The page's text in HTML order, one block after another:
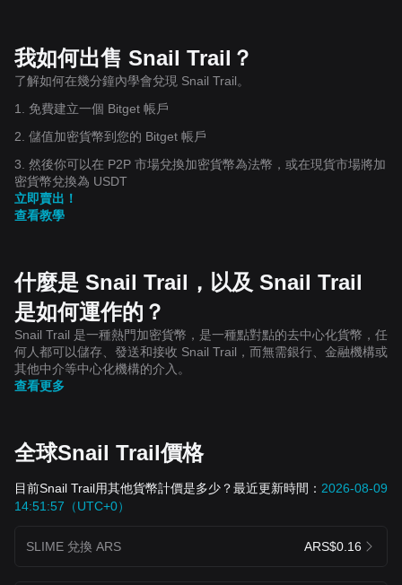
我如何出售 Snail Trail？
了解如何在幾分鐘內學會兌現 Snail Trail。
1. 免費建立一個 Bitget 帳戶
2. 儲值加密貨幣到您的 Bitget 帳戶
3. 然後你可以在 P2P 市場兌換加密貨幣為法幣，或在現貨市場將加
密貨幣兌換為 USDT
立即賣出！
查看教學
什麼是 Snail Trail，以及 Snail Trail
是如何運作的？
Snail Trail 是一種熱門加密貨幣，是一種點對點的去中心化貨幣，任
何人都可以儲存、發送和接收 Snail Trail，而無需銀行、金融機構或
其他中介等中心化機構的介入。
查看更多
全球Snail Trail價格
目前Snail Trail用其他貨幣計價是多少？最近更新時間： 2026-08-09
14:51:57（UTC+0）
SLIME 兌換 ARS ARS$0.16